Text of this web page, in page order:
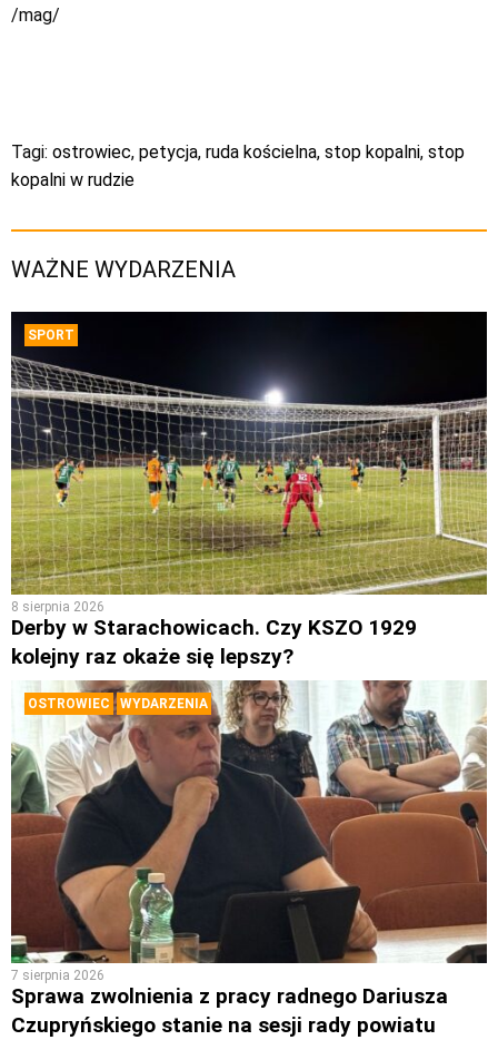
/mag/
Tagi: ostrowiec, petycja, ruda kościelna, stop kopalni, stop
kopalni w rudzie
WAŻNE WYDARZENIA
SPORT
8 sierpnia 2026
Derby w Starachowicach. Czy KSZO 1929
kolejny raz okaże się lepszy?
OSTROWIEC WYDARZENIA
7 sierpnia 2026
Sprawa zwolnienia z pracy radnego Dariusza
Czupryńskiego stanie na sesji rady powiatu